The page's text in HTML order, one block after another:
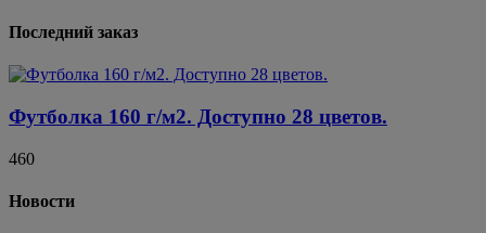
Последний заказ
Футболка 160 г/м2. Доступно 28 цветов.
460
Новости